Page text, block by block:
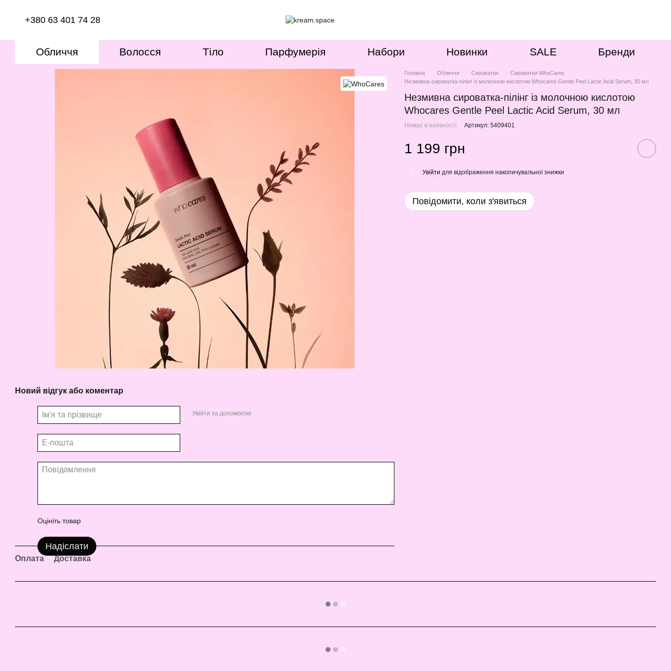
+380 63 401 74 28
Обличчя Волосся Тіло Парфумерія Набори Новинки SALE Бренди
Новий відгук або коментар
Увійти за допомогою
Оцініть товар
Надіслати
Оплата Доставка
Головна Обличчя Сироватки
Сироватки WhoCares
Незмивна сироватка-пілінг із молочною кислотою Whocares Gentle Peel Lactic Acid Serum, 30 мл
Незмивна сироватка-пілінг із молочною кислотою
Whocares Gentle Peel Lactic Acid Serum, 30 мл
Немає в наявності Артикул: 5409401
1 199 грн
Увійти для відображення накопичувальної знижки
Повідомити, коли з'явиться